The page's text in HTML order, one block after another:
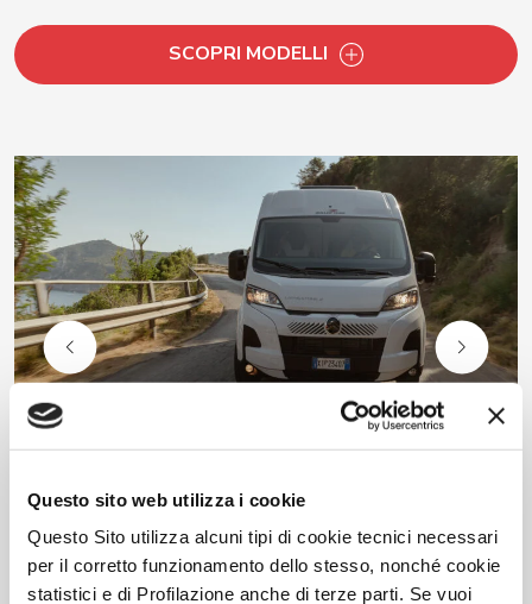
Questo sito web utilizza i cookie
Questo Sito utilizza alcuni tipi di cookie tecnici necessari
per il corretto funzionamento dello stesso, nonché cookie
statistici e di Profilazione anche di terze parti. Se vuoi
SCOPRI MODELLI
Alcune caratteristiche del veicolo raffigurato non corrispondono a quelle
definitive per la stagione in corso
Livingstone GO